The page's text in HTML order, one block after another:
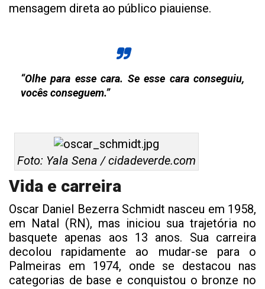
mensagem direta ao público piauiense.
“Olhe para esse cara. Se esse cara conseguiu,
vocês conseguem.”
Foto: Yala Sena / cidadeverde.com
Vida e carreira
Oscar Daniel Bezerra Schmidt nasceu em 1958,
em Natal (RN), mas iniciou sua trajetória no
basquete apenas aos 13 anos. Sua carreira
decolou rapidamente ao mudar-se para o
Palmeiras em 1974, onde se destacou nas
categorias de base e conquistou o bronze no